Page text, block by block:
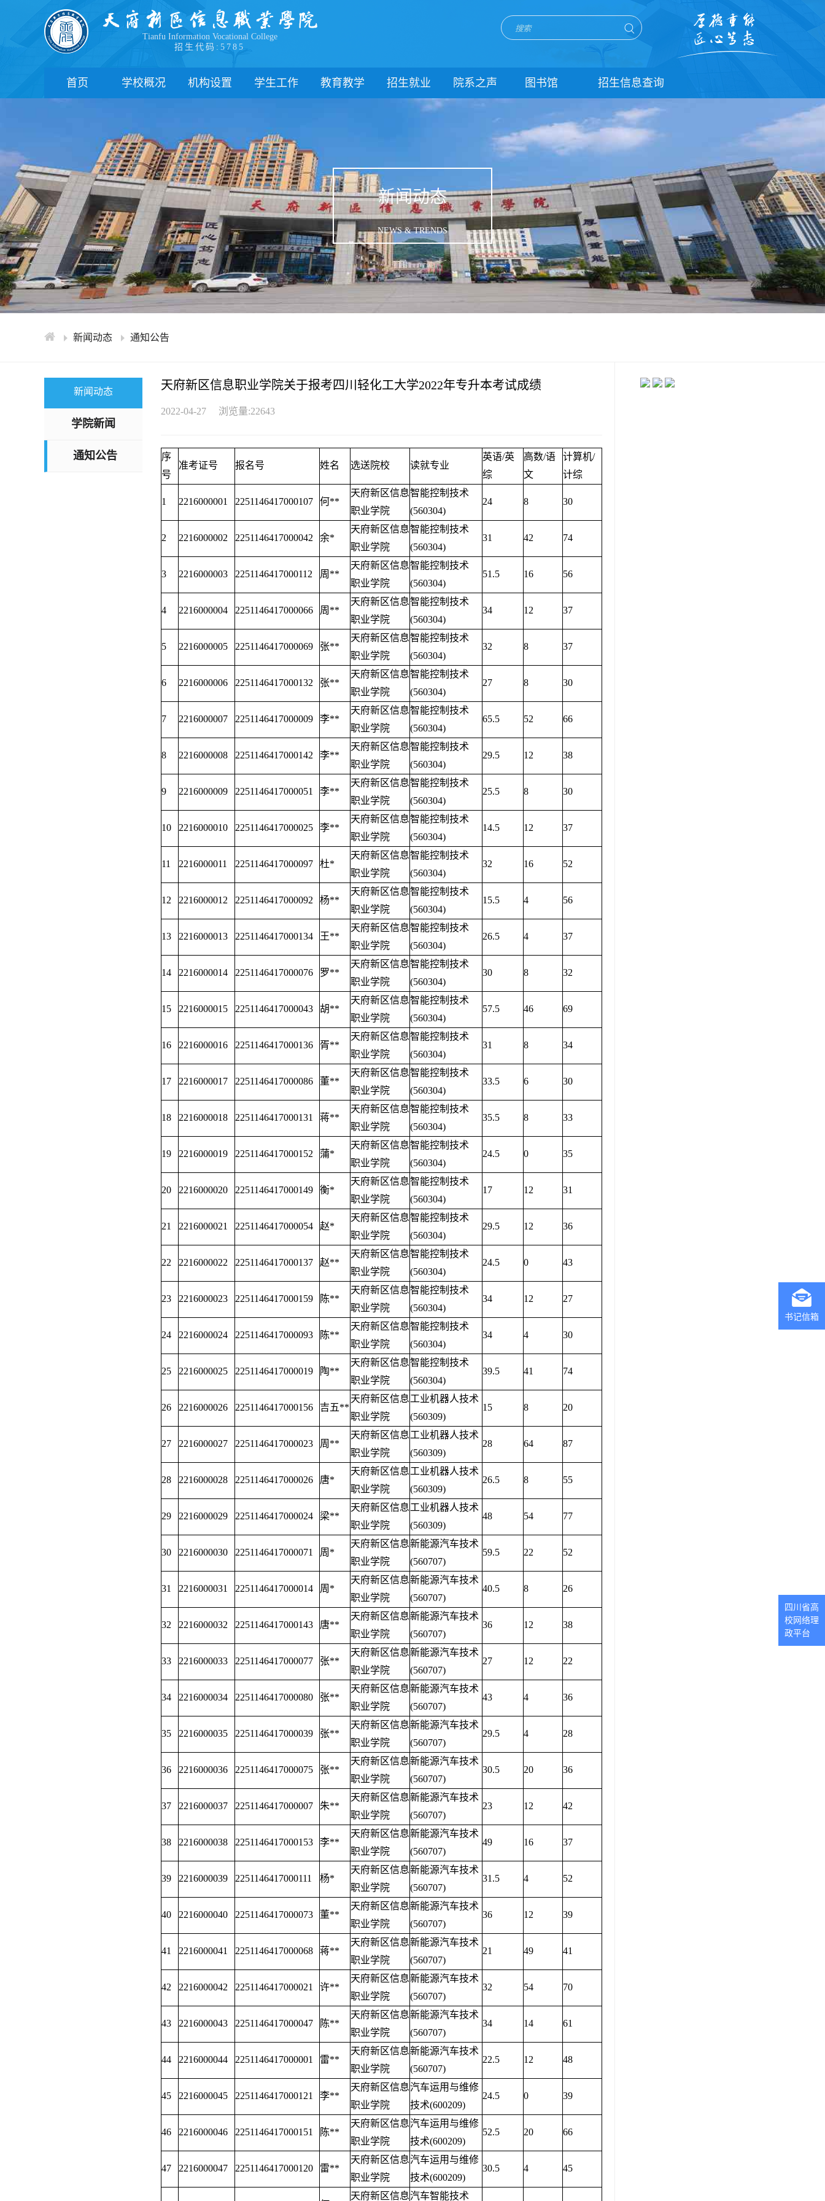
Tianfu Information Vocational College
招生代码:5785
首页 学校概况
学院领导
办学理念
办学特色
校园风貌
机构设置
职能部门
学生工作
新闻动态
团委
管理制度
学生风采
心理健康
下载中心
联系我们
教育教学
教学通知
教学动态
实践教学
专业建设
课程建设
教学改革
学术交流
招生就业 院系之声 图书馆 招生信息查询
单招信息查询
扩招信息查询
五年贯通培养信息查询
新闻动态
NEWS & TRENDS
新闻动态 通知公告
新闻动态
学院新闻
通知公告
天府新区信息职业学院关于报考四川轻化工大学2022年专升本考试成绩
2022-04-27 浏览量:22643
序
号
准考证号 报名号 姓名 选送院校 读就专业
英语/英
综
高数/语
文
计算机/
计综
1 2216000001 2251146417000107 何**
天府新区信息
职业学院
智能控制技术
(560304)
24 8 30
2 2216000002 2251146417000042 余*
天府新区信息
职业学院
智能控制技术
(560304)
31 42 74
3 2216000003 2251146417000112 周**
天府新区信息
职业学院
智能控制技术
(560304)
51.5 16 56
4 2216000004 2251146417000066 周**
天府新区信息
职业学院
智能控制技术
(560304)
34 12 37
5 2216000005 2251146417000069 张**
天府新区信息
职业学院
智能控制技术
(560304)
32 8 37
6 2216000006 2251146417000132 张**
天府新区信息
职业学院
智能控制技术
(560304)
27 8 30
7 2216000007 2251146417000009 李**
天府新区信息
职业学院
智能控制技术
(560304)
65.5 52 66
8 2216000008 2251146417000142 李**
天府新区信息
职业学院
智能控制技术
(560304)
29.5 12 38
9 2216000009 2251146417000051 李**
天府新区信息
职业学院
智能控制技术
(560304)
25.5 8 30
10 2216000010 2251146417000025 李**
天府新区信息
职业学院
智能控制技术
(560304)
14.5 12 37
11 2216000011 2251146417000097 杜*
天府新区信息
职业学院
智能控制技术
(560304)
32 16 52
12 2216000012 2251146417000092 杨**
天府新区信息
职业学院
智能控制技术
(560304)
15.5 4 56
13 2216000013 2251146417000134 王**
天府新区信息
职业学院
智能控制技术
(560304)
26.5 4 37
14 2216000014 2251146417000076 罗**
天府新区信息
职业学院
智能控制技术
(560304)
30 8 32
15 2216000015 2251146417000043 胡**
天府新区信息
职业学院
智能控制技术
(560304)
57.5 46 69
16 2216000016 2251146417000136 胥**
天府新区信息
职业学院
智能控制技术
(560304)
31 8 34
17 2216000017 2251146417000086 董**
天府新区信息
职业学院
智能控制技术
(560304)
33.5 6 30
18 2216000018 2251146417000131 蒋**
天府新区信息
职业学院
智能控制技术
(560304)
35.5 8 33
19 2216000019 2251146417000152 蒲*
天府新区信息
职业学院
智能控制技术
(560304)
24.5 0 35
20 2216000020 2251146417000149 衡*
天府新区信息
职业学院
智能控制技术
(560304)
17 12 31
21 2216000021 2251146417000054 赵*
天府新区信息
职业学院
智能控制技术
(560304)
29.5 12 36
22 2216000022 2251146417000137 赵**
天府新区信息
职业学院
智能控制技术
(560304)
24.5 0 43
23 2216000023 2251146417000159 陈**
天府新区信息
职业学院
智能控制技术
(560304)
34 12 27
24 2216000024 2251146417000093 陈**
天府新区信息
职业学院
智能控制技术
(560304)
34 4 30
25 2216000025 2251146417000019 陶**
天府新区信息
职业学院
智能控制技术
(560304)
39.5 41 74
26 2216000026 2251146417000156 吉五**
天府新区信息
职业学院
工业机器人技术
(560309)
15 8 20
27 2216000027 2251146417000023 周**
天府新区信息
职业学院
工业机器人技术
(560309)
28 64 87
28 2216000028 2251146417000026 唐*
天府新区信息
职业学院
工业机器人技术
(560309)
26.5 8 55
29 2216000029 2251146417000024 梁**
天府新区信息
职业学院
工业机器人技术
(560309)
48 54 77
30 2216000030 2251146417000071 周*
天府新区信息
职业学院
新能源汽车技术
(560707)
59.5 22 52
31 2216000031 2251146417000014 周*
天府新区信息
职业学院
新能源汽车技术
(560707)
40.5 8 26
32 2216000032 2251146417000143 唐**
天府新区信息
职业学院
新能源汽车技术
(560707)
36 12 38
33 2216000033 2251146417000077 张**
天府新区信息
职业学院
新能源汽车技术
(560707)
27 12 22
34 2216000034 2251146417000080 张**
天府新区信息
职业学院
新能源汽车技术
(560707)
43 4 36
35 2216000035 2251146417000039 张**
天府新区信息
职业学院
新能源汽车技术
(560707)
29.5 4 28
36 2216000036 2251146417000075 张**
天府新区信息
职业学院
新能源汽车技术
(560707)
30.5 20 36
37 2216000037 2251146417000007 朱**
天府新区信息
职业学院
新能源汽车技术
(560707)
23 12 42
38 2216000038 2251146417000153 李**
天府新区信息
职业学院
新能源汽车技术
(560707)
49 16 37
39 2216000039 2251146417000111 杨*
天府新区信息
职业学院
新能源汽车技术
(560707)
31.5 4 52
40 2216000040 2251146417000073 董**
天府新区信息
职业学院
新能源汽车技术
(560707)
36 12 39
41 2216000041 2251146417000068 蒋**
天府新区信息
职业学院
新能源汽车技术
(560707)
21 49 41
42 2216000042 2251146417000021 许**
天府新区信息
职业学院
新能源汽车技术
(560707)
32 54 70
43 2216000043 2251146417000047 陈**
天府新区信息
职业学院
新能源汽车技术
(560707)
34 14 61
44 2216000044 2251146417000001 雷**
天府新区信息
职业学院
新能源汽车技术
(560707)
22.5 12 48
45 2216000045 2251146417000121 李**
天府新区信息
职业学院
汽车运用与维修
技术(600209)
24.5 0 39
46 2216000046 2251146417000151 陈**
天府新区信息
职业学院
汽车运用与维修
技术(600209)
52.5 20 66
47 2216000047 2251146417000120 雷**
天府新区信息
职业学院
汽车运用与维修
技术(600209)
30.5 4 45
天府新区信息汽车智能技术
书记信箱
四川省高
校网络理
政平台